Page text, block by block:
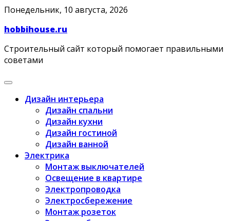
Skip
content
Понедельник, 10 августа, 2026
hobbihouse.ru
Строительный сайт который помогает правильными
советами
Дизайн интерьера
Дизайн спальни
Дизайн кухни
Дизайн гостиной
Дизайн ванной
Электрика
Монтаж выключателей
Освещение в квартире
Электропроводка
Электросбережение
Монтаж розеток